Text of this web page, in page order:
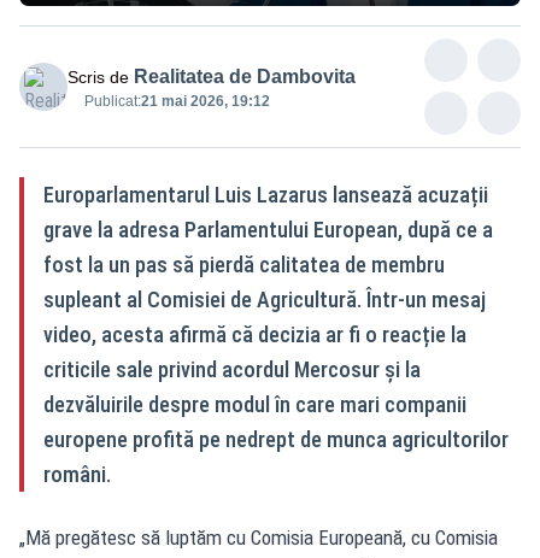
Scris de Realitatea de Dambovita
Publicat:21 mai 2026, 19:12
Europarlamentarul Luis Lazarus lansează acuzații
grave la adresa Parlamentului European, după ce a
fost la un pas să pierdă calitatea de membru
supleant al Comisiei de Agricultură. Într-un mesaj
video, acesta afirmă că decizia ar fi o reacție la
criticile sale privind acordul Mercosur și la
dezvăluirile despre modul în care mari companii
europene profită pe nedrept de munca agricultorilor
români.
„Mă pregătesc să luptăm cu Comisia Europeană, cu Comisia